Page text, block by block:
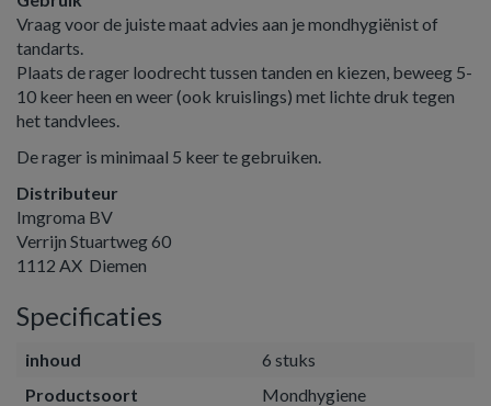
Vraag voor de juiste maat advies aan je mondhygiënist of
tandarts.
Plaats de rager loodrecht tussen tanden en kiezen, beweeg 5-
10 keer heen en weer (ook kruislings) met lichte druk tegen
het tandvlees.
De rager is minimaal 5 keer te gebruiken.
Distributeur
Imgroma BV
Verrijn Stuartweg 60
1112 AX Diemen
Specificaties
inhoud
6 stuks
Productsoort
Mondhygiene